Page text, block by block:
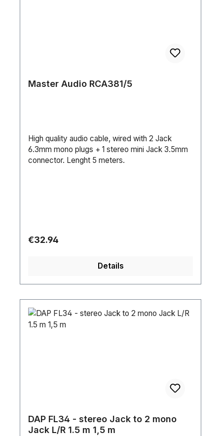
Master Audio RCA381/5
High quality audio cable, wired with 2 Jack
6.3mm mono plugs + 1 stereo mini Jack 3.5mm
connector. Lenght 5 meters.
Regular price:
€32.94
Details
DAP FL34 - stereo Jack to 2 mono
Jack L/R 1.5 m 1,5 m